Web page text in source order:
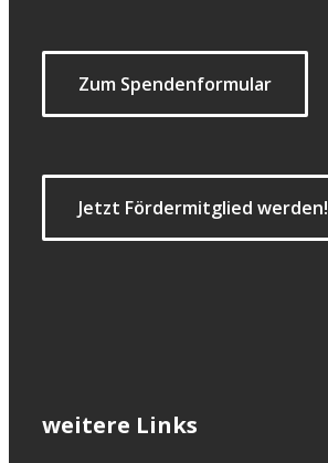
Zum Spendenformular
Jetzt Fördermitglied werden!
weitere Links